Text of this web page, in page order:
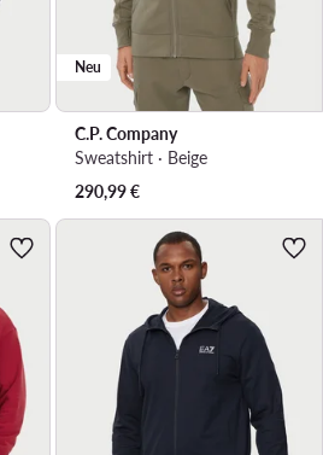
Neu
C.P. Company
Sweatshirt · Beige
290,99€